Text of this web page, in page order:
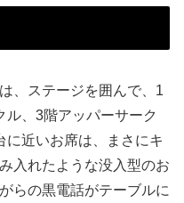
、ステージを囲んで、1
ル、3階アッパーサーク
に近いお席は、まさにキ
入れたような没入型のお
らの黒電話がテーブルに